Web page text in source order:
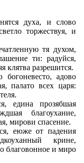
духа, и слово
торжествуя, и
тя духом,
ти: радуйся,
клятва разрешится.
богоневесто, адово
палато всех царя:
едина прозябшая
благоухание,
мирови спасение.
еюже от падения
крине,
благовонное и миро